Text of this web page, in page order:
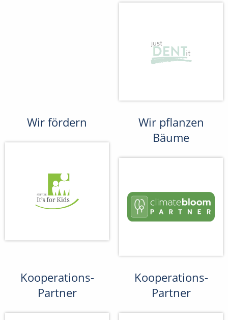
Wir fördern
Wir pflanzen
Bäume
Kooperations-
Partner
Kooperations-
Partner